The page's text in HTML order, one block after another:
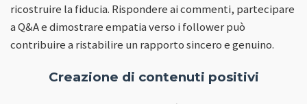
ricostruire la fiducia. Rispondere ai commenti, partecipare
a Q&A e dimostrare empatia verso i follower può
contribuire a ristabilire un rapporto sincero e genuino.
Creazione di contenuti positivi